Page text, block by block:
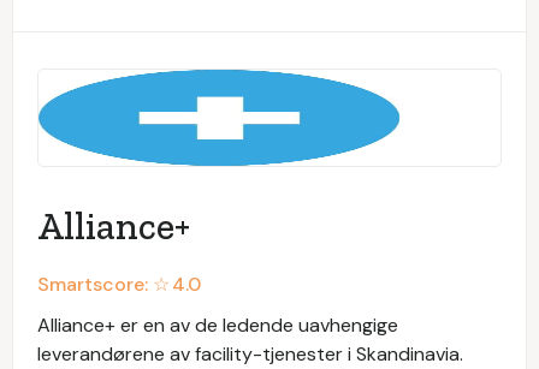
Alliance+
Smartscore: ☆4.0
Alliance+ er en av de ledende uavhengige
leverandørene av facility-tjenester i Skandinavia.